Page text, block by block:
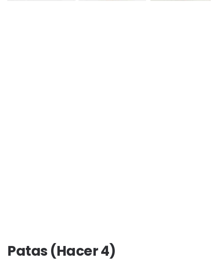
Patas (Hacer 4)